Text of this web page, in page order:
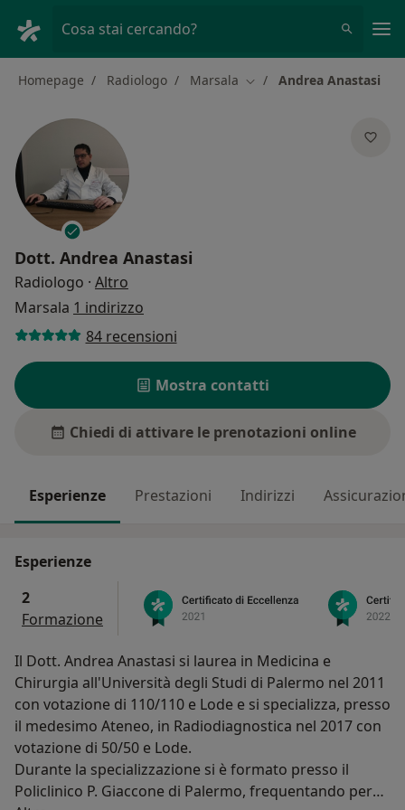
Cosa stai cercando?
Homepage Radiologo Marsala Cambia città
Andrea Anastasi
Dott. Andrea Anastasi
Radiologo · Altro
Marsala 1 indirizzo
84 recensioni
Mostra contatti
Chiedi di attivare le prenotazioni online
Esperienze Prestazioni Indirizzi
Esperienze
2
Formazione
Il Dott. Andrea Anastasi si laurea in Medicina e
Chirurgia all'Università degli Studi di Palermo nel 2011
con votazione di 110/110 e Lode e si specializza, presso
il medesimo Ateneo, in Radiodiagnostica nel 2017 con
votazione di 50/50 e Lode.
Durante la specializzazione si è formato presso il
Policlinico P. Giaccone di Palermo, frequentando per